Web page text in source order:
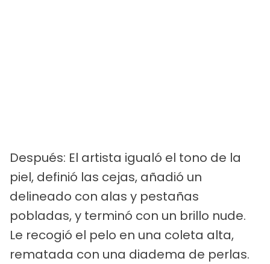
Después: El artista igualó el tono de la
piel, definió las cejas, añadió un
delineado con alas y pestañas
pobladas, y terminó con un brillo nude.
Le recogió el pelo en una coleta alta,
rematada con una diadema de perlas.